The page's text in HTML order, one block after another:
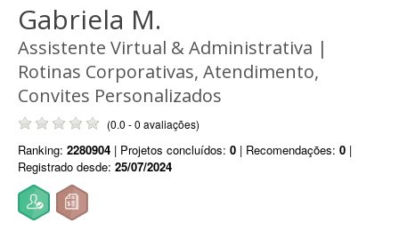
Gabriela M.
Assistente Virtual & Administrativa |
Rotinas Corporativas, Atendimento,
Convites Personalizados
(0.0 - 0 avaliações)
Ranking: 2280904 | Projetos concluídos: 0 | Recomendações: 0 |
Registrado desde: 25/07/2024